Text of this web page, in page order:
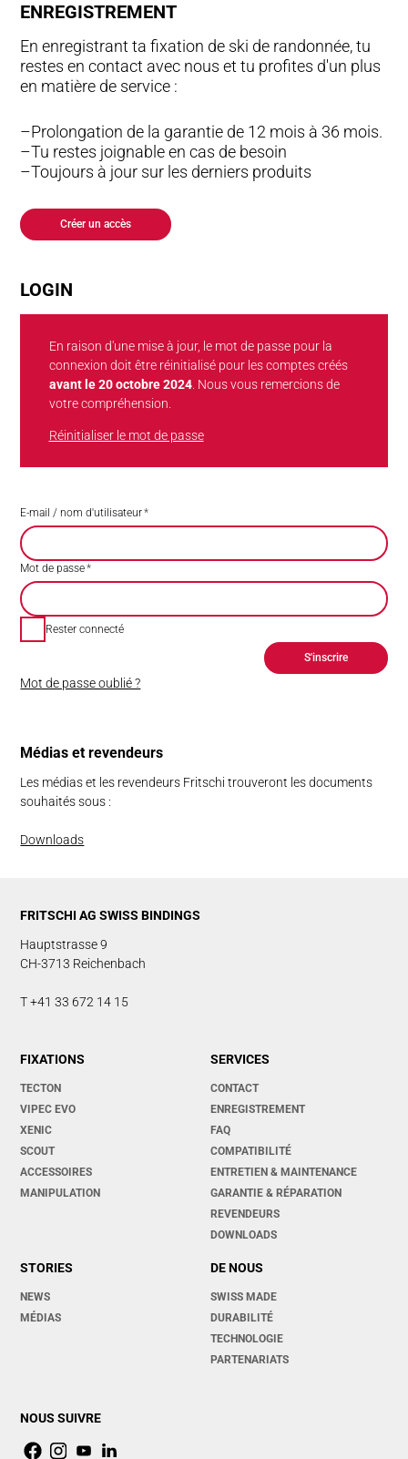
EN­RE­GI­STRE­MENT
En enregistrant ta fixation de ski de randonnée, tu
restes en contact avec nous et tu profites d'un plus
en matière de service :
Prolongation de la garantie de 12 mois à 36 mois.
Tu restes joignable en cas de besoin
Toujours à jour sur les derniers produits
Créer un accès
LOGIN
En raison d'une mise à jour, le mot de passe pour la
connexion doit être réinitialisé pour les comptes créés
avant le 20 octobre 2024. Nous vous remercions de
votre compréhension.
Réinitialiser le mot de passe
E-mail / nom d'utilisateur*
Mot de passe*
Rester connecté
S'inscrire
Mot de passe oublié ?
Mé­­di­as et re­ven­deurs
Les médias et les revendeurs Fritschi trouveront les documents
souhaités sous :
Downloads
FRITSCHI AG SWISS BINDINGS
Hauptstrasse 9
CH-3713 Reichenbach
T +41 33 672 14 15
FIXATIONS
TECTON
VIPEC EVO
XENIC
SCOUT
ACCESSOIRES
MANIPULATION
SERVICES
CONTACT
ENREGISTREMENT
FAQ
COMPATIBILITÉ
ENTRETIEN & MAINTENANCE
GARANTIE & RÉPARATION
REVENDEURS
DOWNLOADS
STORIES
NEWS
MÉDIAS
DE NOUS
SWISS MADE
DURABILITÉ
TECHNOLOGIE
PARTENARIATS
NOUS SUIVRE